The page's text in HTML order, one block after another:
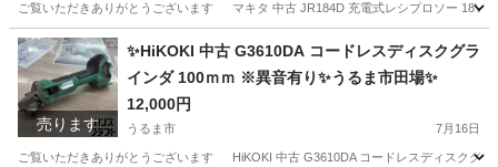
ご覧いただきありがとうございます マキタ 中古 JR184D 充電式レシプロソー 18V
沖縄 うるま市 レシプロソー
売ります
✨HiKOKI 中古 G3610DA コードレスディスクグラ
インダ 100ｍｍ ※異音有り✨うるま市田場✨
12,000円
うるま市 7月16日
ご覧いただきありがとうございます HiKOKI 中古 G3610DA コードレスディスクグ